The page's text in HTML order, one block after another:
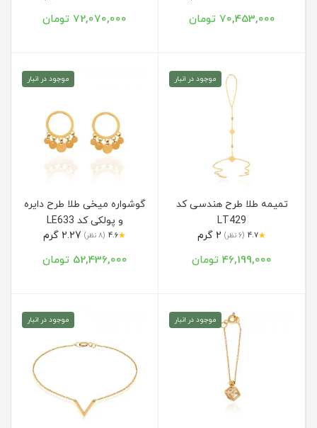
70,453,000 تومان 72,070,000 تومان
موجود در انبار
تمیمه طلا طرح هندسی کد
LT429
★
4.7 (6 نظر)
46,199,000 تومان
موجود در انبار
گوشواره میخی طلا طرح دایره
و پولکی کد LE633
★
4.6 (8 نظر)
52,436,000 تومان
موجود در انبار موجود در انبار